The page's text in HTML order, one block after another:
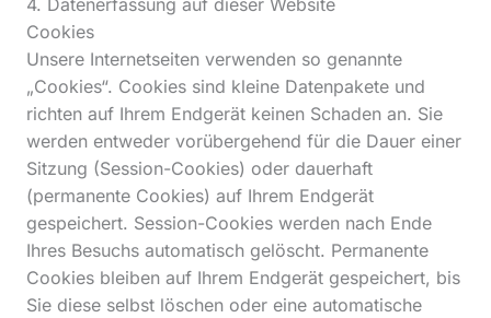
4. Datenerfassung auf dieser Website
Cookies
Unsere Internetseiten verwenden so genannte
„Cookies“. Cookies sind kleine Datenpakete und
richten auf Ihrem Endgerät keinen Schaden an. Sie
werden entweder vorübergehend für die Dauer einer
Sitzung (Session-Cookies) oder dauerhaft
(permanente Cookies) auf Ihrem Endgerät
gespeichert. Session-Cookies werden nach Ende
Ihres Besuchs automatisch gelöscht. Permanente
Cookies bleiben auf Ihrem Endgerät gespeichert, bis
Sie diese selbst löschen oder eine automatische